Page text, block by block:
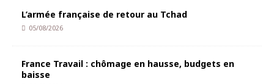
L’armée française de retour au Tchad
05/08/2026
France Travail : chômage en hausse, budgets en
baisse